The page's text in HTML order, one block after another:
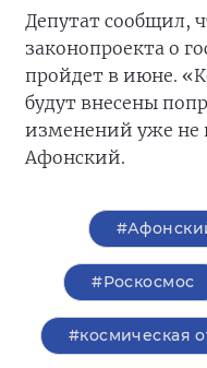
Депутат сообщил,
законопроекта о
пройдет в июне.
будут внесены
изменений уже не
Афонский.
#Роскосмос
#космическая